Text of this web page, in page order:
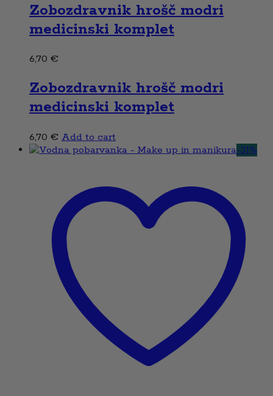
Zobozdravnik hrošč modri
medicinski komplet
6,70 €
Zobozdravnik hrošč modri
medicinski komplet
6,70 € Add to cart
-31%